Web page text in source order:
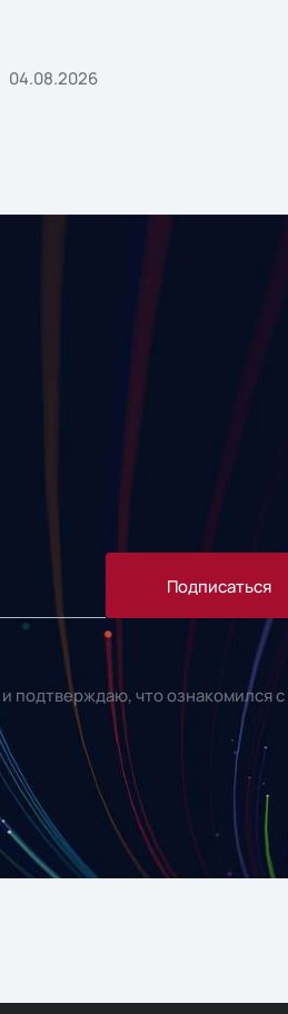
04.08.2026
Подписаться
и подтверждаю, что ознакомился с